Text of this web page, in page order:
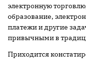
электронную
образование,
платежи и другие
привычными в
Приходится